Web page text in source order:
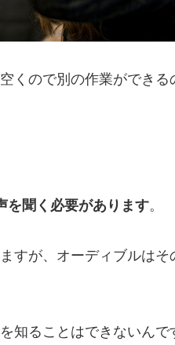
くので別の作業ができ
を聞く必要があります。
すが、オーディブルはそ
知ることはできないんで